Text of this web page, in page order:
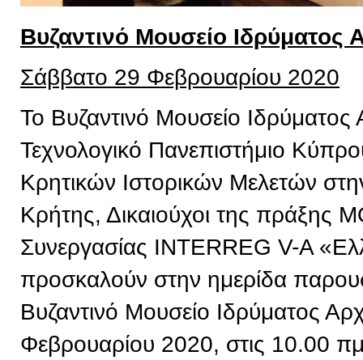
Βυζαντινό Μουσείο Ιδρύματος
Σάββατο 29 Φεβρουαρίου 2020
Το Βυζαντινό Μουσείο
Τεχνολογικό Πανεπιστήμιο
Κρητικών Ιστορικών Μελετών
Κρήτης, Δικαιούχοι της πράξης
Συνεργασίας INTERREG V-A
προσκαλούν στην ημερίδα
Βυζαντινό Μουσείο Ιδρύματος
Φεβρουαρίου 2020, στις 10.00